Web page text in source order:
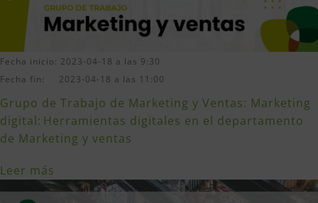
Fecha inicio: 2023-04-18 a las 9:30
Fecha fin: 2023-04-18 a las 11:00
Grupo de Trabajo de Marketing y Ventas: Marketing
digital: Herramientas digitales en el departamento
de Marketing y ventas
Leer más